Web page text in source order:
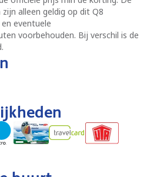
alleen geldig op dit Q8
eventuele
voorbehouden. Bij verschil is de